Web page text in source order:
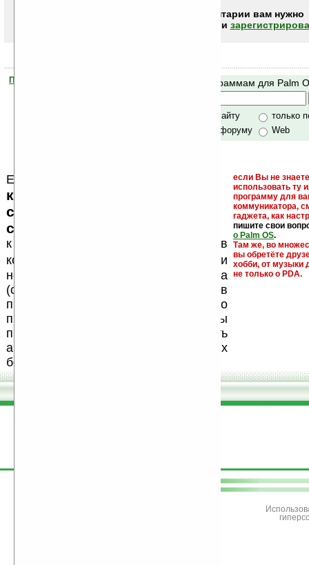
Чтобы писать комментарии вам нужно
или
Помогите Ладошкам стать лучше
Поиск по программам для Palm
только по сайту
только
по сайту и форуму
Web
Еще раз обращаем внимание, что
кейгены, кряки - лекарства,
серийные номера, ключи и
ссылки на варезные сайты
если Вы не
использовать ту
программу для
коммуникатора,
гаджета, как
пишите свои
о Palm OS.
Там же, во
вы обретёте
хобби, от музыки
не только о PDA.
к публикации на нашем сайте в
комментариях
, как и
несанкционированная реклама
(спам). Мы поддерживаем авторов
программ и развитие легального
программного обеспечения. Также мы
призываем Вас поддерживать
авторов, особенно создающих
бесплатные (freeware) программы.